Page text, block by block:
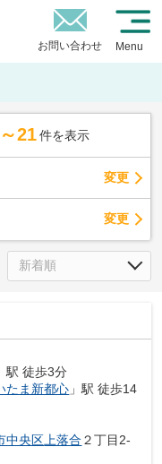
お問い合わせ Menu
21 件を表示
変更
変更
駅 徒歩3分
たま新都心 」駅 徒歩14
中央区 上落合 ２丁目2-